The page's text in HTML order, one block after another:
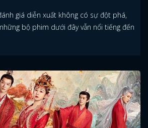
giá diễn xuất không có sự đột phá,
bộ phim dưới đây vẫn nổi tiếng đến